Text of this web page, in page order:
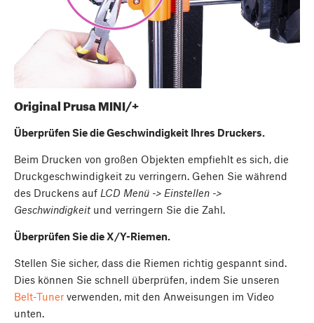
Original Prusa MINI/+
Überprüfen Sie die Geschwindigkeit Ihres Druckers.
Beim Drucken von großen Objekten empfiehlt es sich, die
Druckgeschwindigkeit zu verringern. Gehen Sie während
des Druckens auf LCD Menü -> Einstellen ->
Geschwindigkeitund verringern Sie die Zahl.
Überprüfen Sie die X/Y-Riemen.
Stellen Sie sicher, dass die Riemen richtig gespannt sind.
Dies können Sie schnell überprüfen, indem Sie unseren
Belt-Tuner verwenden, mit den Anweisungen im Video
unten.